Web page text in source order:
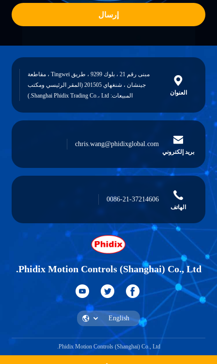
إرسال
العنوان
مبنى رقم 21 ، بلوك 9299 ، طريق Tingwei ، مقاطعة
جينشان ، شنغهاي 201505 (المقر الرئيسي ومكتب
المبيعات: Shanghai Phidix Trading Co.، Ltd.)
بريد إلكتروني
chris.wang@phidixglobal.com
الهاتف
0086-21-37214606
Phidix Motion Controls (Shanghai) Co., Ltd.
Phidix Motion Controls (Shanghai) Co., Ltd.